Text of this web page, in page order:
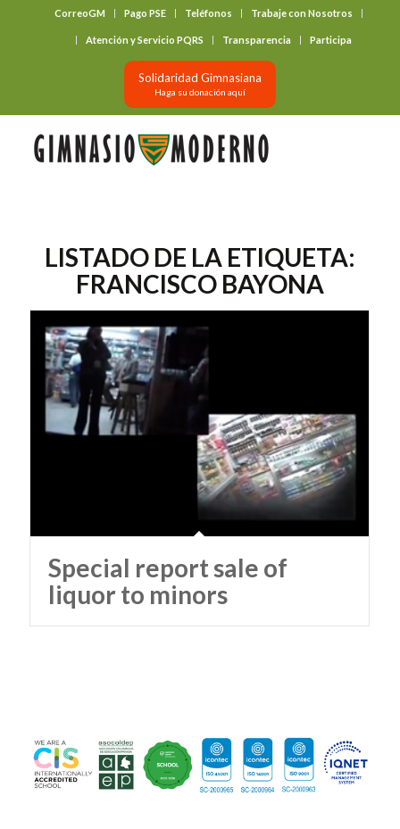
CorreoGM Pago PSE Teléfonos Trabaje con Nosotros
Atención y Servicio PQRS Transparencia Participa
Solidaridad Gimnasiana
Haga su donación aquí
LISTADO DE LA ETIQUETA:
FRANCISCO BAYONA
Special report sale of
liquor to minors